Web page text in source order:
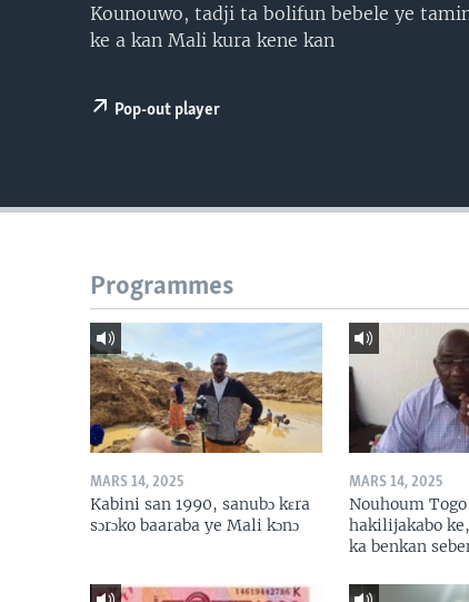
Kounouwo, tadji ta bolifun bebele ye
ke a kan Mali kura kene kan
Pop-out player
Programmes
MARS 14, 2025
Kabini san 1990, sanubɔ kɛra
sɔrɔko baaraba ye Mali kɔnɔ
MARS 14, 2025
Nouhoum Togo
hakilijakabo
ka benkan